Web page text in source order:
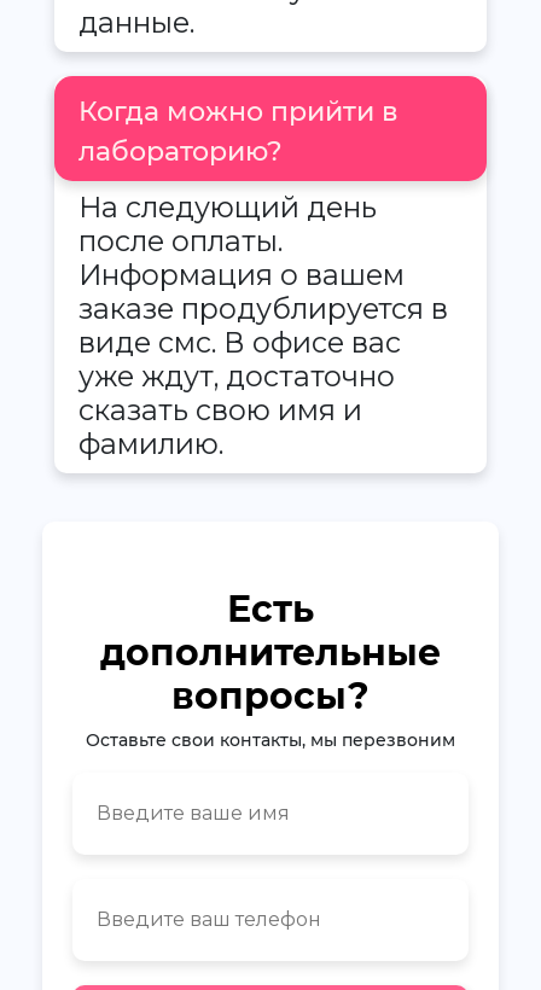
данные.
Когда можно прийти в
лабораторию?
На следующий день
после оплаты.
Информация о вашем
заказе продублируется в
виде смс. В офисе вас
уже ждут, достаточно
сказать свою имя и
фамилию.
Есть
дополнительные
вопросы?
Оставьте свои контакты, мы перезвоним